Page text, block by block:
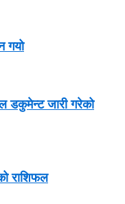
गयो
डकुमेन्ट जारी गरेको
राशिफल